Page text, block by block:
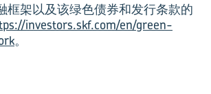
框架以及该绿色债券和发行条款的
investors.skf.com/en/green-
。